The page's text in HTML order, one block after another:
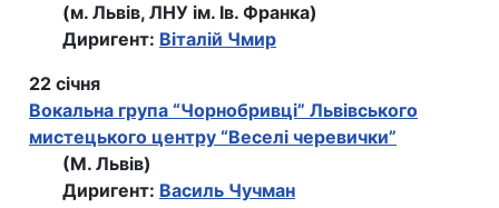
(м. Львів, ЛНУ ім. Ів. Франка)
Диригент: Віталій Чмир
22 січня
Вокальна група “Чорнобривці” Львівського
мистецького центру “Веселі черевички”
(М. Львів)
Диригент: Василь Чучман